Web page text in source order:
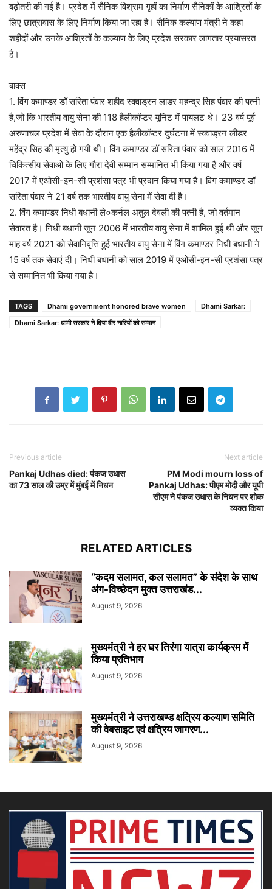
बढ़ोतरी की गई है। प्रदेश में सैनिक विश्राम गृहों का निर्माण सैनिकों के आश्रितों के
लिए छात्रावास के लिए निर्माण किया जा रहा है। सैनिक कल्याण मंत्री ने कहा
शहीदों और उनके आश्रितों के कल्याण के लिए प्रदेश सरकार लागतार प्रयासरत
है।
बाक्स
1. विंग कमाण्डर डॉ सरिता पंवार शहीद स्क्वाड्रन लाडर महन्द्र सिह पंवार की पत्नी
है,जो कि भारतीय वायु सेना की 118 हैलीकॉप्टर यूनिट में पायलट थे। 23 वर्ष पूर्व
अरुणाचल प्रदेश में सेवा के दौरान एक हैलीकॉप्टर दुर्घटना में स्क्वाड्रन लीडर
महेंद्र सिह की मृत्यु हो गयी थी। विंग कमाण्डर डॉ सरिता पंवार को साल 2016 में
चिकित्सीय सेवाओं के लिए गौरा देवी सम्मान सम्मानित भी किया गया है और वर्ष
2017 में एओसी-इन-सी प्रशंसा पत्र भी प्रदान किया गया है। विंग कमाण्डर डॉ
सरिता पंवार ने 21 वर्ष तक भारतीय वायु सेना में सेवा दी है।
2. विंग कमाण्डर निधी बधानी ले०कर्नल अतुल देवली की पत्नी है, जो वर्तमान
सेवारत है। निधी बधानी जून 2006 में भारतीय वायु सेना में शामिल हुई थी और जून
माह वर्ष 2021 को सेवानिवृत्ति हुई भारतीय वायु सेना में विंग कमाण्डर निधी बधानी ने
15 वर्ष तक सेवाएं दी। निधी बधानी को साल 2019 में एओसी-इन-सी प्रशंसा पत्र
से सम्मानित भी किया गया है।
TAGS Dhami government honored brave women
Dhami Sarkar:
Dhami Sarkar: धामी सरकार ने दिया वीर नारियों को सम्मान
Previous article
Pankaj Udhas died: पंकज उधास
का 73 साल की उम्र में मुंबई में निधन
Next article
PM Modi mourn loss of
Pankaj Udhas: पीएम मोदी और यूपी
सीएम ने पंकज उधास के निधन पर शोक
व्यक्त किया
RELATED ARTICLES
“कदम सलामत, कल सलामत” के संदेश के साथ
अंग-विच्छेदन मुक्त उत्तराखंड...
August 9, 2026
मुख्यमंत्री ने हर घर तिरंगा यात्रा कार्यक्रम में
किया प्रतिभाग
August 9, 2026
मुख्यमंत्री ने उत्तराखण्ड क्षत्रिय कल्याण समिति
की वेबसाइट एवं क्षत्रिय जागरण...
August 9, 2026